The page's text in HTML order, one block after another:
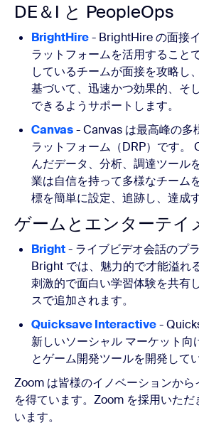
DE＆I と PeopleOps
BrightHire- BrightHire の面接
ラットフォームを活用すること
しているチームが面接を攻略し
基づいて、迅速かつ効果的、そ
できるようサポートします。
Canvas- Canvas は最高峰の多
ラットフォーム（DRP）です。
んだデータ、分析、調達ツール
業は自信を持って多様なチーム
標を簡単に設定、追跡し、達成
ゲームとエンターテイ
Bright- ライブビデオ会話のプ
Bright では、魅力的で才能溢れ
刺激的で面白い学習体験を共有
スで追加されます。
Quicksave Interactive-
新しいソーシャル マーケット向
とゲーム開発ツールを開発してい
Zoom は皆様のイノベーションから
を得ています。Zoom を採用いた
います。